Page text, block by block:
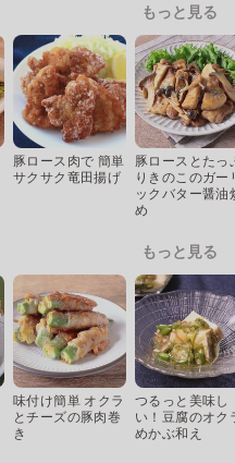
もっと見る
豚ロース肉で 簡単
サクサク竜田揚げ
豚ロースとたっ
りきのこのガー
ックバター醤油
め
もっと見る
味付け簡単 オクラ
とチーズの豚肉巻
き
つるっと美味し
い！豆腐のオク
めかぶ和え